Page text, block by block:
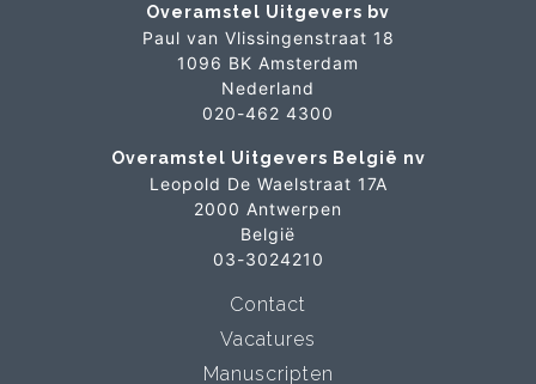
Overamstel Uitgevers bv
Paul van Vlissingenstraat 18
1096 BK Amsterdam
Nederland
020-462 4300
Overamstel Uitgevers België nv
Leopold De Waelstraat 17A
2000 Antwerpen
België
03-3024210
Contact
Vacatures
Manuscripten